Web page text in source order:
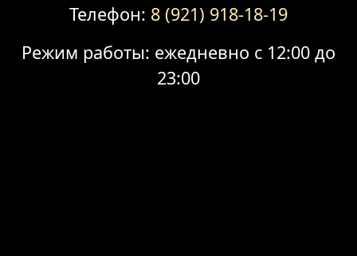
Телефон: 8 (921) 918-18-19
Режим работы: ежедневно с 12:00 до
23:00